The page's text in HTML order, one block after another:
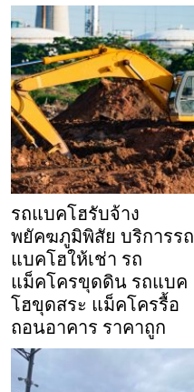
รถแบคโฮรับจ้าง
พยัคฆภูมิพิสัย บริการรถ
แบคโฮให้เช่า รถ
แม็คโครขุดดิน รถแบค
โฮขุดสระ แม็คโครรื้อ
ถอนอาคาร ราคาถูก